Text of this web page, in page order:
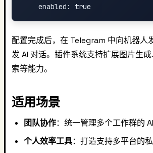
配置完成后，在 Telegram 中向机器人
发 AI 对话。插件系统支持扩展图片生
索等能力。
适用场景
团队协作：统一管理多个工作群的
个人效率工具：打造支持多平台的